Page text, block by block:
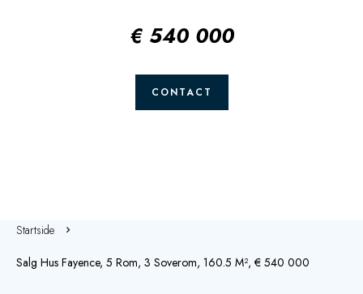
€ 540 000
CONTACT
Startside
Salg Hus Fayence, 5 Rom, 3 Soverom, 160.5 M², € 540 000